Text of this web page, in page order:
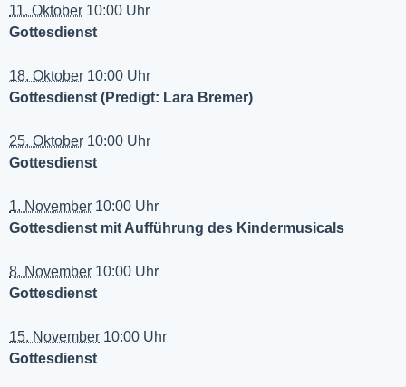
11. Oktober 10:00 Uhr
Gottesdienst
18. Oktober 10:00 Uhr
Gottesdienst (Predigt: Lara Bremer)
25. Oktober 10:00 Uhr
Gottesdienst
1. November 10:00 Uhr
Gottesdienst mit Aufführung des Kindermusicals
8. November 10:00 Uhr
Gottesdienst
15. November 10:00 Uhr
Gottesdienst